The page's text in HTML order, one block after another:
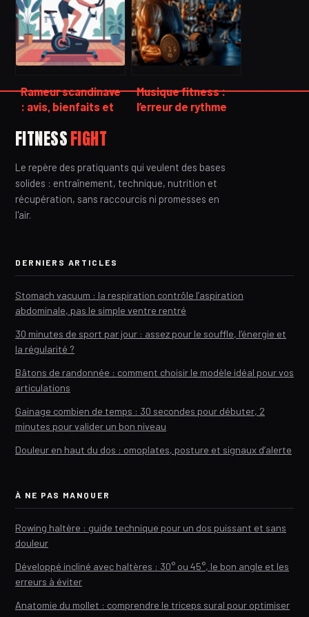
blesser
Rameur scandinave
: avis, bienfaits et
le choisir
Musique fitness :
l’erreur de rythme
FITNESSFIGHT
Le repère des pratiquants qui veulent des bases
solides : entraînement, technique, nutrition et
récupération, sans raccourcis ni promesses en
l'air.
DERNIERS ARTICLES
Stomach vacuum : la respiration contrôle l’aspiration
abdominale, pas le simple ventre rentré
30 minutes de sport par jour : assez pour le souffle, l’énergie et
la régularité ?
Bâtons de randonnée : comment choisir le modèle idéal pour vos
articulations
Gainage combien de temps : 30 secondes pour débuter, 2
minutes pour valider un bon niveau
Douleur en haut du dos : omoplates, posture et signaux d’alerte
À NE PAS MANQUER
Rowing haltère : guide technique pour un dos puissant et sans
douleur
Développé incliné avec haltères : 30° ou 45°, le bon angle et les
erreurs à éviter
Anatomie du mollet : comprendre le triceps sural pour optimiser